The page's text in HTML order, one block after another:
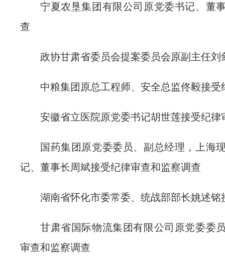
宁夏农垦集团有限公司原党委书记、董
查
政协甘肃省委员会提案委员会原副主任
中粮集团原总工程师、安全总监佟毅接
安徽省立医院原党委书记胡世莲接受纪律
国药集团原党委委员、副总经理，上海
记、董事长周斌接受纪律审查和监察调查
湖南省怀化市委常委、统战部部长姚述
甘肃省国际物流集团有限公司原党委委
审查和监察调查